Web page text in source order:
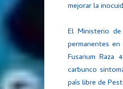
mejorar la
El Ministerio
permanentes
Fusarium
carbunco
país libre de